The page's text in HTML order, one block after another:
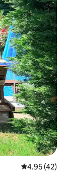
औसत रेटिंग 5 में
4.95 (42)